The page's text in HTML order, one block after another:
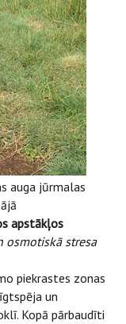
auga jūrmalas
apstākļos
osmotiskā stresa
piekrastes zonas
un
Kopā pārbaudīti